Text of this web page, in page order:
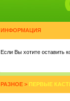
ИНФОРМАЦИЯ
Eсли Вы хотите оставить
РАЗНОЕ > ПЕРВЫЕ